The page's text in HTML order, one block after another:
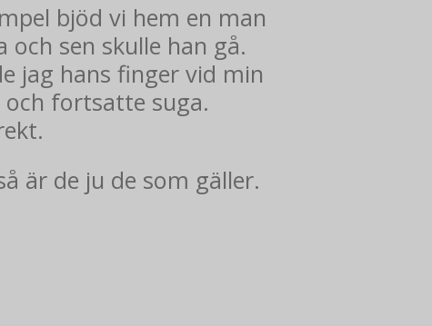
bjöd vi hem en man
sen skulle han gå.
jag hans finger vid min
fortsatte suga.
är de ju de som gäller.